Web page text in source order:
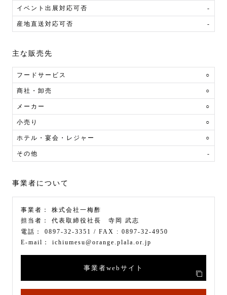
イベント出展対応可否 -
産地直送対応可否 -
主な販売先
フードサービス ○
商社・卸売 ○
メーカー ○
小売り ○
ホテル・宴会・レジャー ○
その他 -
事業者について
事業者： 株式会社一梅酢
担当者： 代表取締役社長 寺岡 武志
電話： 0897-32-3351 / FAX : 0897-32-4950
E-mail： ichiumesu@orange.plala.or.jp
事業者webサイト